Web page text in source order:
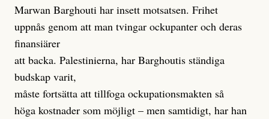
Marwan Barghouti har insett motsatsen. Frihet
uppnås genom att man tvingar ockupanter och deras
finansiärer
att backa. Palestinierna, har Barghoutis ständiga
budskap varit,
måste fortsätta att tillfoga ockupationsmakten så
höga kostnader som möjligt – men samtidigt, har han